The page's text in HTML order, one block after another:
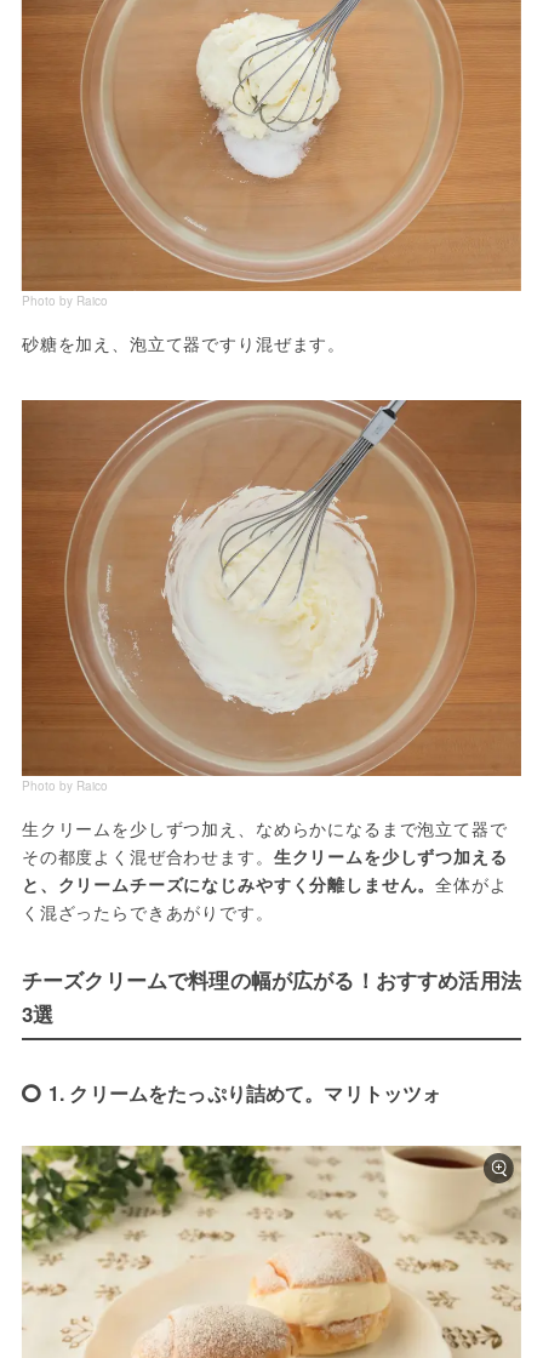
Photo by Raico
砂糖を加え、泡立て器ですり混ぜます。
Photo by Raico
生クリームを少しずつ加え、なめらかになるまで泡立て器で
その都度よく混ぜ合わせます。 生クリームを少しずつ加える
と、クリームチーズになじみやすく分離しません。全体がよ
く混ざったらできあがりです。
チーズクリームで料理の幅が広がる！おすすめ活用法
3選
1. クリームをたっぷり詰めて。マリトッツォ